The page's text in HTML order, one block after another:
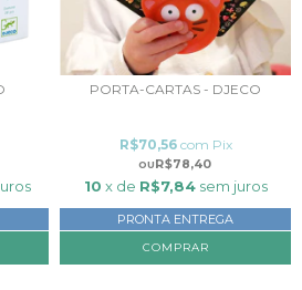
PORTA-CARTAS - DJECO
R$78,40
R$70,56 com Pix
10 x de R$7,84 sem juros
PRONTA ENTREGA